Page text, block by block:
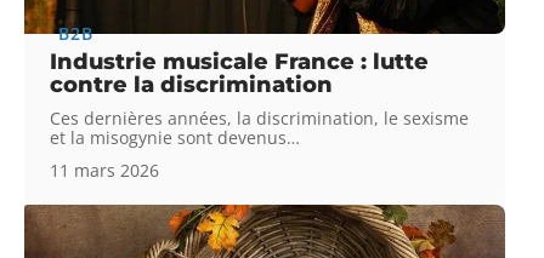
B2B
Industrie musicale France : lutte
contre la discrimination
Ces dernières années, la discrimination, le sexisme
et la misogynie sont devenus…
11 mars 2026